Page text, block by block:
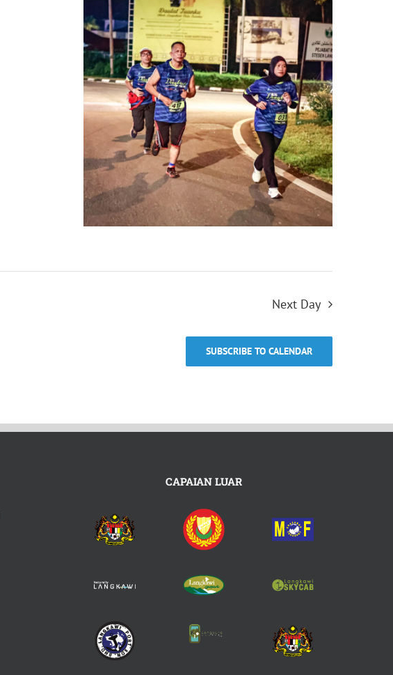
Next Day
SUBSCRIBE TO CALENDAR
CAPAIAN LUAR